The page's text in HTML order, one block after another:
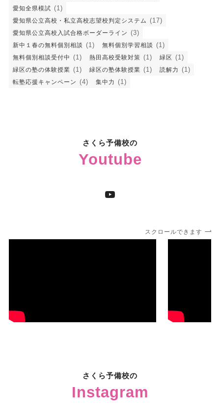
愛知全県模試 (1)
愛知県公立高校・私立高校志望校判定システム (17)
愛知県公立高校入試合格ボーダーライン (3)
新中１春の無料個別相談 (1) 無料個別学習相談 (1)
無料個別相談受付中 (1) 熱田高校受験対策 (1) 緑区 (1)
緑区の塾の体験授業 (1) 緑区の塾体験授業 (1) 読解力 (1)
転塾応援キャンペーン (4) 集中力 (1)
さくら予備校の
Youtube
YouTube
スクロールできます
さくら予備校の
Instagram